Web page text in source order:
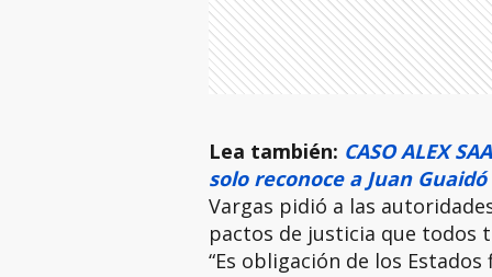
Lea también: CASO ALEX
solo reconoce a Juan
Vargas pidió a las
pactos de justicia que todos
“Es obligación de los